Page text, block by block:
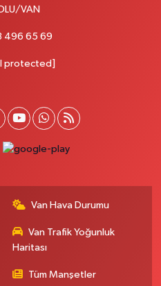
VAN
496 65 69
protected]
Van Hava Durumu
Van Trafik Yoğunluk
Haritası
Tüm Manşetler